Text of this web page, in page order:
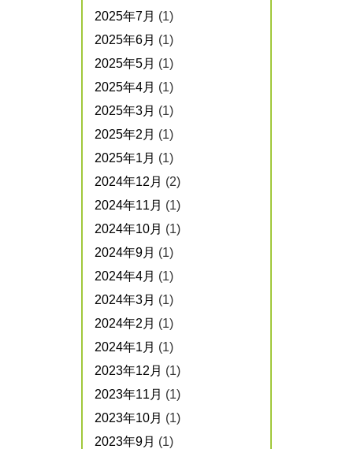
2025年7月 (1)
2025年6月 (1)
2025年5月 (1)
2025年4月 (1)
2025年3月 (1)
2025年2月 (1)
2025年1月 (1)
2024年12月 (2)
2024年11月 (1)
2024年10月 (1)
2024年9月 (1)
2024年4月 (1)
2024年3月 (1)
2024年2月 (1)
2024年1月 (1)
2023年12月 (1)
2023年11月 (1)
2023年10月 (1)
2023年9月 (1)